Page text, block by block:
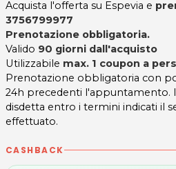
Acquista l'offerta su Espevia e
3756799977
Prenotazione obbligatoria.
Valido 90 giorni dall'acquisto
Utilizzabile max. 1 coupon a
Prenotazione obbligatoria con
24h precedenti l'appuntamento.
disdetta entro i termini indicati il
effettuato.
CASHBACK